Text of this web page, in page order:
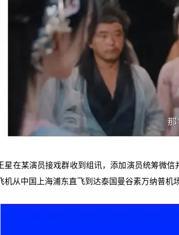
星在某演员接戏群收到组讯，添加演员统筹微
机从中国上海浦东直飞到达泰国曼谷素万纳普机